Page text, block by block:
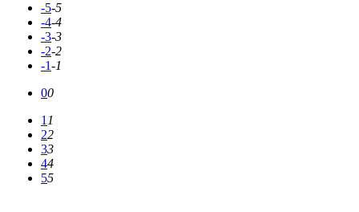
-5-5
-4-4
-3-3
-2-2
-1-1
00
11
22
33
44
55